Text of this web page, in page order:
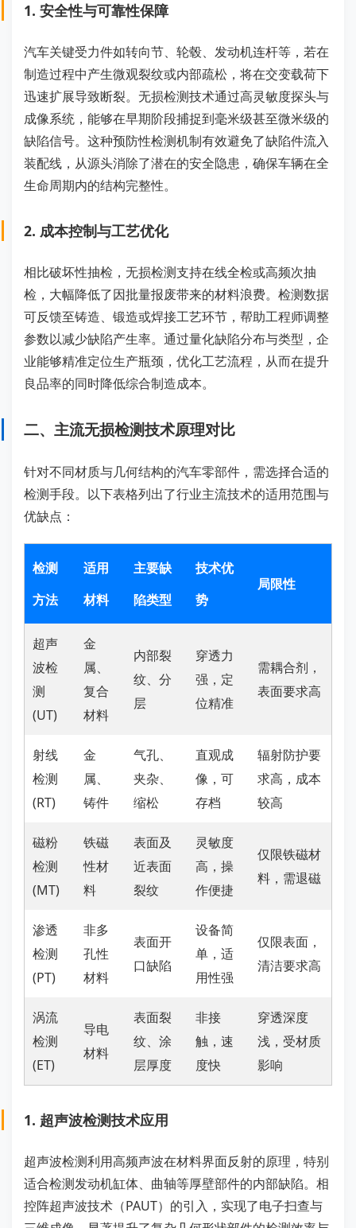
1. 安全性与可靠性保障
汽车关键受力件如转向节、轮毂、发动机连杆等，若在
制造过程中产生微观裂纹或内部疏松，将在交变载荷下
迅速扩展导致断裂。无损检测技术通过高灵敏度探头与
成像系统，能够在早期阶段捕捉到毫米级甚至微米级的
缺陷信号。这种预防性检测机制有效避免了缺陷件流入
装配线，从源头消除了潜在的安全隐患，确保车辆在全
生命周期内的结构完整性。
2. 成本控制与工艺优化
相比破坏性抽检，无损检测支持在线全检或高频次抽
检，大幅降低了因批量报废带来的材料浪费。检测数据
可反馈至铸造、锻造或焊接工艺环节，帮助工程师调整
参数以减少缺陷产生率。通过量化缺陷分布与类型，企
业能够精准定位生产瓶颈，优化工艺流程，从而在提升
良品率的同时降低综合制造成本。
二、主流无损检测技术原理对比
针对不同材质与几何结构的汽车零部件，需选择合适的
检测手段。以下表格列出了行业主流技术的适用范围与
优缺点：
检测
方法
适用
材料
主要缺
陷类型
技术优
势
局限性
超声
波检
测
(UT)
金
属、
复合
材料
内部裂
纹、分
层
穿透力
强，定
位精准
需耦合剂，
表面要求高
射线
检测
(RT)
金
属、
铸件
气孔、
夹杂、
缩松
直观成
像，可
存档
辐射防护要
求高，成本
较高
磁粉
检测
(MT)
铁磁
性材
料
表面及
近表面
裂纹
灵敏度
高，操
作便捷
仅限铁磁材
料，需退磁
渗透
检测
(PT)
非多
孔性
材料
表面开
口缺陷
设备简
单，适
用性强
仅限表面，
清洁要求高
涡流
检测
(ET)
导电
材料
表面裂
纹、涂
层厚度
非接
触，速
度快
穿透深度
浅，受材质
影响
1. 超声波检测技术应用
超声波检测利用高频声波在材料界面反射的原理，特别
适合检测发动机缸体、曲轴等厚壁部件的内部缺陷。相
控阵超声波技术（PAUT）的引入，实现了电子扫查与